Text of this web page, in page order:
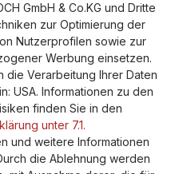
Datenschutz
Cookie-Einstellungen
GmbH & Co.KG und Dritte
zur Optimierung der
Nutzerprofilen sowie zur
Werbung einsetzen.
die Verarbeitung Ihrer Daten
USA. Informationen zu den
finden Sie in den
unter 7.1.
und weitere Informationen
die Ablehnung werden